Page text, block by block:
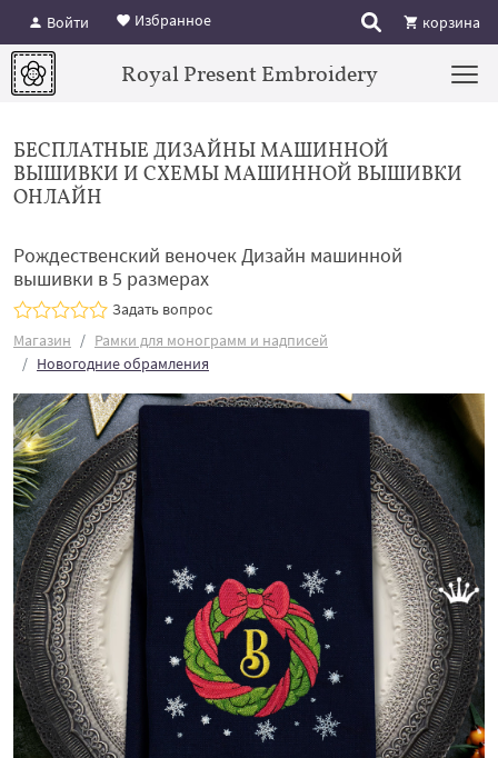
Войти Избранное корзина
Royal Present Embroidery
БЕСПЛАТНЫЕ ДИЗАЙНЫ МАШИННОЙ
ВЫШИВКИ И СХЕМЫ МАШИННОЙ ВЫШИВКИ
ОНЛАЙН
Рождественский веночек Дизайн машинной
вышивки в 5 размерах
Задать вопрос
Магазин
Рамки для монограмм и надписей
Новогодние обрамления